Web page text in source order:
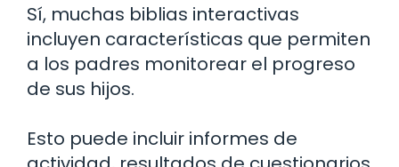
Sí, muchas biblias interactivas
incluyen características que permiten
a los padres monitorear el progreso
de sus hijos.
Esto puede incluir informes de